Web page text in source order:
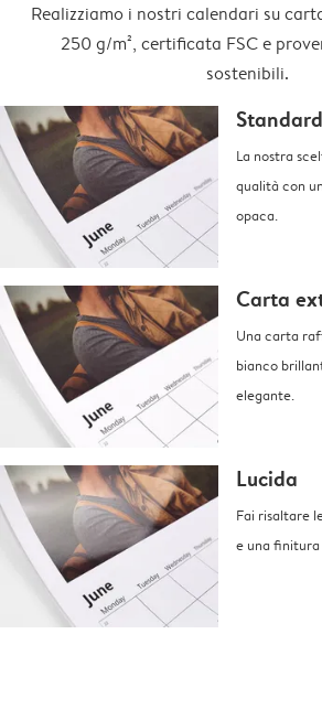
Realizziamo i nostri calendari su
250 g/m², certificata FSC e
sostenibili.
Standard
La nostra
qualità con
opaca.
Carta
Una carta
bianco
elegante.
Lucida
Fai risaltare
e una finitura